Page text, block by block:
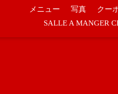
メニュー
写真 クー
SALLE A MANGER